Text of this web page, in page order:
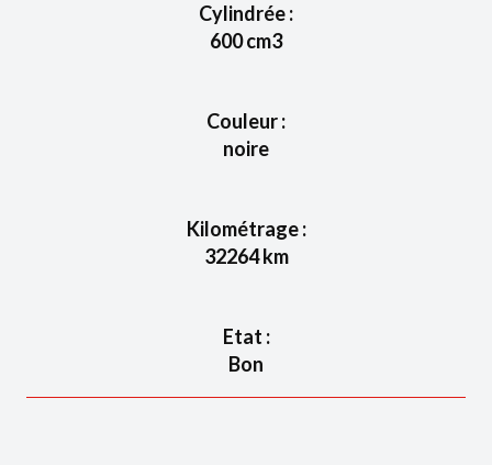
Cylindrée :
600cm3
Couleur :
noire
Kilométrage :
32264km
Etat :
Bon